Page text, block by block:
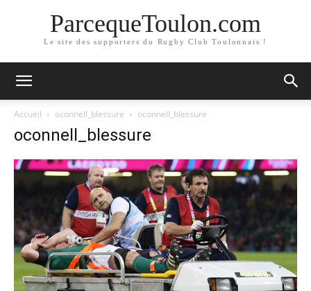
ParcequeToulon.com
Le site des supporters du Rugby Club Toulonnais !
Accueil oconnell_blessure oconnell_blessure
oconnell_blessure